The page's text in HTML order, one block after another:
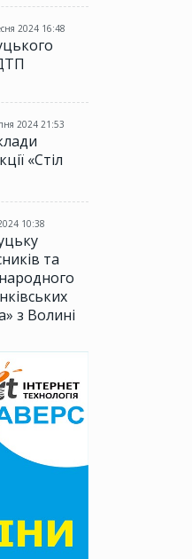
2024 16:48
2024 21:53
«Стіл
10:38
та
з Волині